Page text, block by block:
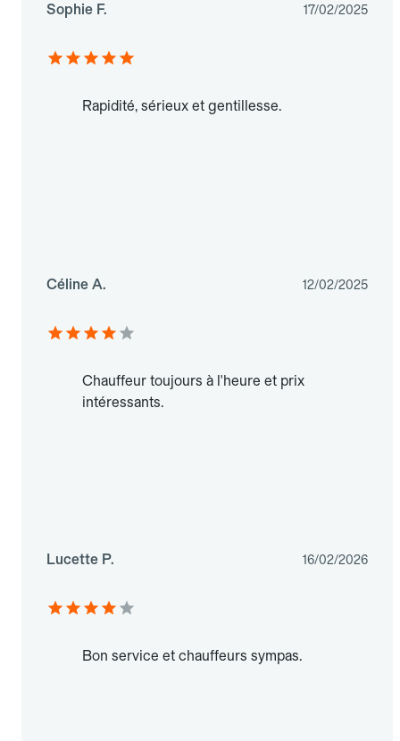
Sophie F. 17/02/2025
Rapidité, sérieux et gentillesse.
Céline A. 12/02/2025
Chauffeur toujours à l'heure et prix
intéressants.
Lucette P. 16/02/2026
Bon service et chauffeurs sympas.